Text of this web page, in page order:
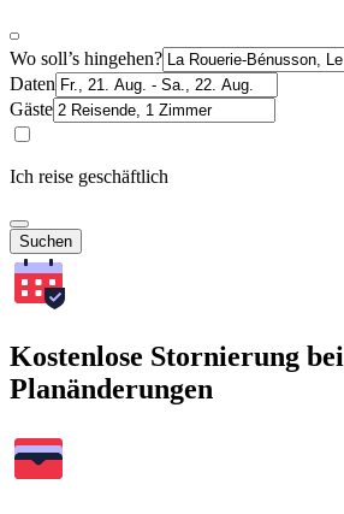
Wo soll’s hingehen?
Daten
Gäste
Ich reise geschäftlich
Suchen
Kostenlose Stornierung bei
Planänderungen